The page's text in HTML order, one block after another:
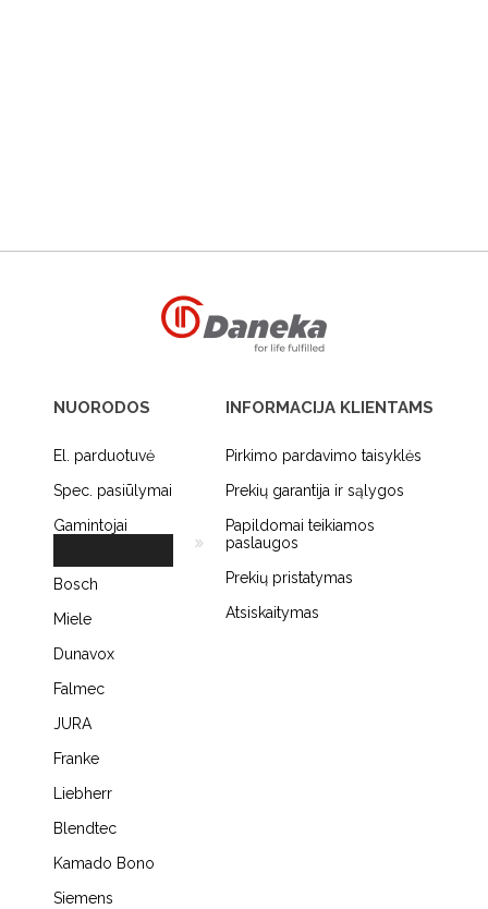
NUORODOS
El. parduotuvė
Spec. pasiūlymai
Gamintojai
Bosch
Miele
Dunavox
Falmec
JURA
Franke
Liebherr
Blendtec
Kamado Bono
Siemens
INFORMACIJA KLIENTAMS
Pirkimo pardavimo taisyklės
Prekių garantija ir sąlygos
Papildomai teikiamos
paslaugos
Prekių pristatymas
Atsiskaitymas